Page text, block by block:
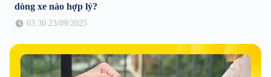
dòng xe nào hợp lý?
03:30 23/09/2025